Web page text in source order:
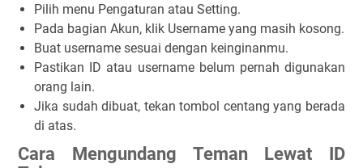
Pilih menu Pengaturan atau Setting.
Pada bagian Akun, klik Username yang masih kosong.
Buat username sesuai dengan keinginanmu.
Pastikan ID atau username belum pernah digunakan
orang lain.
Jika sudah dibuat, tekan tombol centang yang berada
di atas.
Cara Mengundang Teman Lewat ID